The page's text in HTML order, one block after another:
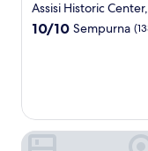
Assisi Historic
10.0
10/10 Sempurna
Assisium Agriturismo